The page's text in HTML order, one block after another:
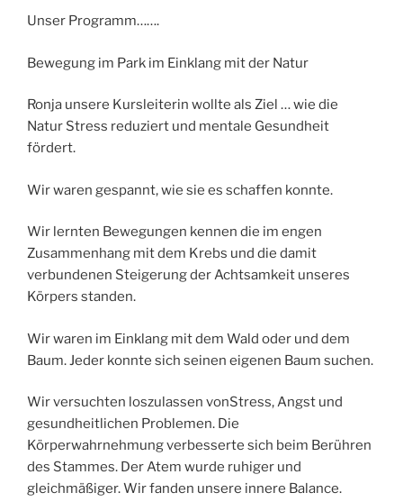
Unser Programm…….
Bewegung im Park im Einklang mit der Natur
Ronja unsere Kursleiterin wollte als Ziel … wie die
Natur Stress reduziert und mentale Gesundheit
fördert.
Wir waren gespannt, wie sie es schaffen konnte.
Wir lernten Bewegungen kennen die im engen
Zusammenhang mit dem Krebs und die damit
verbundenen Steigerung der Achtsamkeit unseres
Körpers standen.
Wir waren im Einklang mit dem Wald oder und dem
Baum. Jeder konnte sich seinen eigenen Baum suchen.
Wir versuchten loszulassen vonStress, Angst und
gesundheitlichen Problemen. Die
Körperwahrnehmung verbesserte sich beim Berühren
des Stammes. Der Atem wurde ruhiger und
gleichmäßiger. Wir fanden unsere innere Balance.